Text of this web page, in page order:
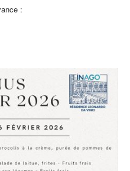
: